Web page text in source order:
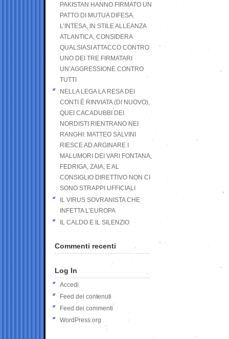
PAKISTAN HANNO FIRMATO UN
PATTO DI MUTUA DIFESA.
L’INTESA, IN STILE ALLEANZA
ATLANTICA, CONSIDERA
QUALSIASI ATTACCO CONTRO
UNO DEI TRE FIRMATARI
UN’AGGRESSIONE CONTRO
TUTTI
NELLA LEGA LA RESA DEI
CONTI È RINVIATA (DI NUOVO),
QUEI CACADUBBI DEI
NORDISTI RIENTRANO NEI
RANGHI: MATTEO SALVINI
RIESCE AD ARGINARE I
MALUMORI DEI VARI FONTANA,
FEDRIGA, ZAIA, E AL
CONSIGLIO DIRETTIVO NON CI
SONO STRAPPI UFFICIALI
IL VIRUS SOVRANISTA CHE
INFETTA L’EUROPA
IL CALDO E IL SILENZIO
Commenti recenti
Log In
Accedi
Feed dei contenuti
Feed dei commenti
WordPress.org